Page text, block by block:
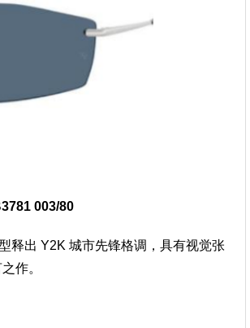
003/80
释出 Y2K 城市先锋格调，具有视觉张
作。